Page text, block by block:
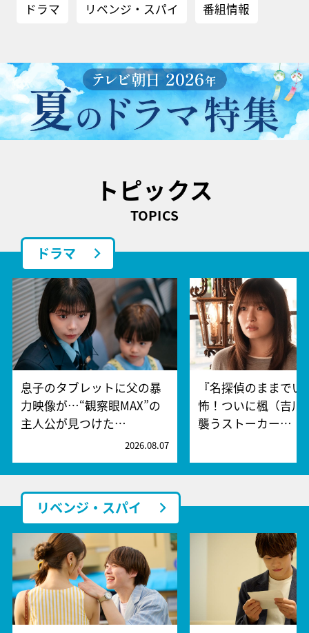
ドラマ リベンジ・スパイ 番組情報
トピックス
TOPICS
ドラマ
息子のタブレットに父の暴
力映像が…“観察眼MAX”の
主人公が見つけた…
2026.08.07
『名探偵のままでい
怖！ついに楓（吉川
襲うストーカー…
リベンジ・スパイ